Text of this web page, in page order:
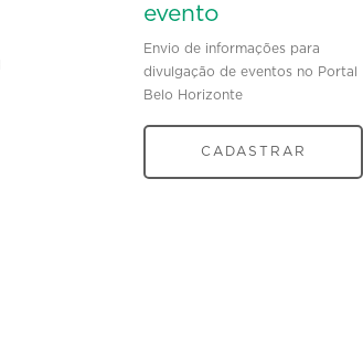
evento
Envio de informações para
divulgação de eventos no Portal
Belo Horizonte
CADASTRAR